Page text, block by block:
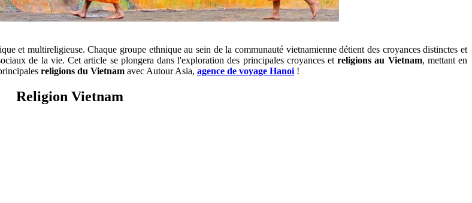
et multireligieuse. Chaque groupe ethnique au sein de la communauté vietnamienne détient des croyances distinctes et
de la vie. Cet article se plongera dans l'exploration des principales croyances etreligions au Vietnam, mettant en
religions du Vietnam avec Autour Asia, agence de voyage Hanoi !
Religion Vietnam